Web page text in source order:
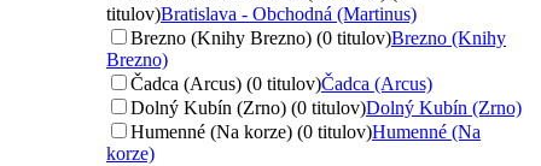
titulov)Bratislava - Obchodná (Martinus)
Brezno (Knihy Brezno) (0 titulov)Brezno (Knihy
Brezno)
Čadca (Arcus) (0 titulov)Čadca (Arcus)
Dolný Kubín (Zrno) (0 titulov)Dolný Kubín (Zrno)
Humenné (Na korze) (0 titulov)Humenné (Na
korze)